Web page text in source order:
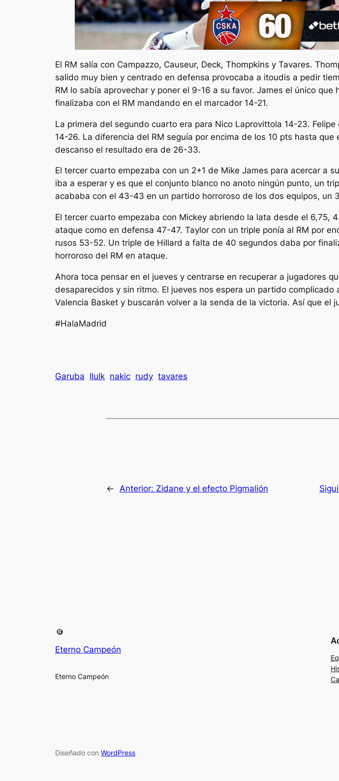
El RM salía con Campazzo, Causeur, Deck, Thompkins y Tavares.
salido muy bien y centrado en defensa provocaba a itoudis a pedir
RM lo sabía aprovechar y poner el 9-16 a su favor. James el único
finalizaba con el RM mandando en el marcador 14-21.
La primera del segundo cuarto era para Nico Laprovittola 14-23.
14-26. La diferencia del RM seguía por encima de los 10 pts hasta
descanso el resultado era de 26-33.
El tercer cuarto empezaba con un 2+1 de Mike James para acercar a
iba a esperar y es que el conjunto blanco no anoto ningún punto, un
acababa con el 43-43 en un partido horroroso de los dos equipos, un
El tercer cuarto empezaba con Mickey abriendo la lata desde el
ataque como en defensa 47-47. Taylor con un triple ponía al RM por
rusos 53-52. Un triple de Hillard a falta de 40 segundos daba por
horroroso del RM en ataque.
Ahora toca pensar en el jueves y centrarse en recuperar a jugadores
desaparecidos y sin ritmo. El jueves nos espera un partido
Valencia Basket y buscarán volver a la senda de la victoria. Así que el
#HalaMadrid
Garuba llulk nakic rudy tavares
← Anterior: Zidane y el efecto Pigmalión
Eterno Campeón
Eterno Campeón
Diseñado con WordPress